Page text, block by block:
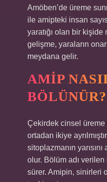
Amöben’de üreme
ile amipteki insan
yaratığı olan bir
gelişme, yaraların
meydana gelir.
AMIP
BÖLÜNÜR?
Çekirdek cinsel
ortadan ikiye
sitoplazmanın
olur. Bölüm adı
sürer. Amipin, sinirleri